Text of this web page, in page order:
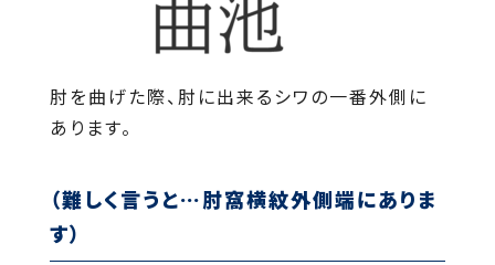
肘を曲げた際、肘に出来るシワの一番外側に
あります。
（難しく言うと…肘窩横紋外側端にありま
す）